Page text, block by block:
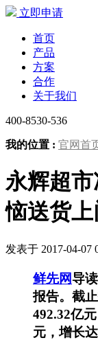
立即申请
首页
产品
方案
合作
关于我们
400-8530-536
我的位置 : 官网首
永辉超
恼送货上
发表于 2017-04-07
鲜先网导
报告。截
492.32亿
元，增长